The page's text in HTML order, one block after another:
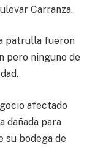
Carranza.
patrulla fueron
pero ninguno de
afectado
dañada para
su bodega de